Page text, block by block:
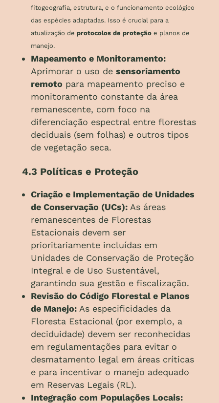
fitogeografia, estrutura, e o funcionamento ecológico
das espécies adaptadas. Isso é crucial para a
atualização de protocolos de proteçãoe planos de
manejo.
Mapeamento e Monitoramento:
Aprimorar o uso de sensoriamento
remotopara mapeamento preciso e
monitoramento constante da área
remanescente, com foco na
diferenciação espectral entre florestas
deciduais (sem folhas) e outros tipos
de vegetação seca.
4.3 Políticas e Proteção
Criação e Implementação de Unidades
de Conservação (UCs):As áreas
remanescentes de Florestas
Estacionais devem ser
prioritariamente incluídas em
Unidades de Conservação de Proteção
Integral e de Uso Sustentável,
garantindo sua gestão e fiscalização.
Revisão do Código Florestal e Planos
de Manejo:As especificidades da
Floresta Estacional (por exemplo, a
deciduidade) devem ser reconhecidas
em regulamentações para evitar o
desmatamento legal em áreas críticas
e para incentivar o manejo adequado
em Reservas Legais (RL).
Integração com Populações Locais: